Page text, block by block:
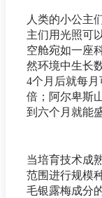
人类的小公主
主们用光照可
空舱宛如一座
然环境中生长
4个月后就每
倍；阿尔卑斯
到六个月就能
当培育技术成
范围进行规模
毛银露梅成分